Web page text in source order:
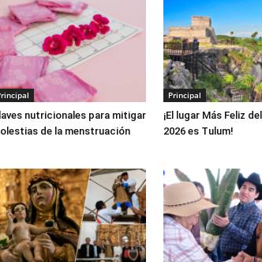
nutricionales para mitigar
de la menstruación
Principal
¡El lugar Más Feliz
2026 es Tulum!